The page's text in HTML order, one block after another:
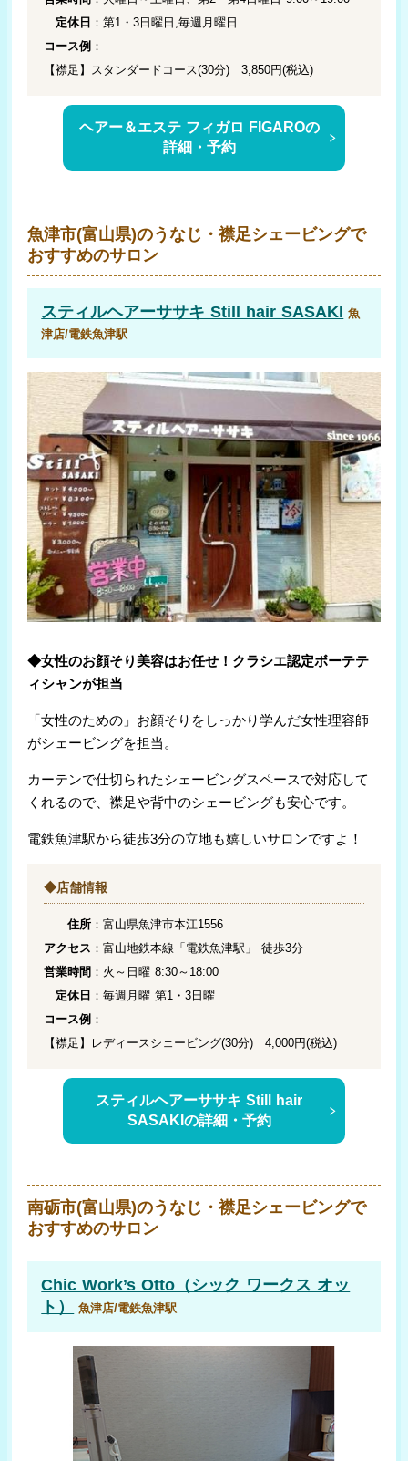
定休日 ：第1・3日曜日,毎週月曜日
コース例 ：
【襟足】スタンダードコース(30分) 3,850円(税込)
ヘアー＆エステ フィガロ FIGAROの
詳細・予約
魚津市(富山県)のうなじ・襟足シェービングで
おすすめのサロン
スティルヘアーササキ Still hair SASAKI 魚
津店/電鉄魚津駅
◆女性のお顔そり美容はお任せ！クラシエ認定ボーテテ
ィシャンが担当
「女性のための」お顔そりをしっかり学んだ女性理容師
がシェービングを担当。
カーテンで仕切られたシェービングスペースで対応して
くれるので、襟足や背中のシェービングも安心です。
電鉄魚津駅から徒歩3分の立地も嬉しいサロンですよ！
◆店舗情報
住所 ：富山県魚津市本江1556
アクセス ：富山地鉄本線「電鉄魚津駅」 徒歩3分
営業時間 ：火～日曜 8:30～18:00
定休日 ：毎週月曜 第1・3日曜
コース例 ：
【襟足】レディースシェービング(30分) 4,000円(税込)
スティルヘアーササキ Still hair
SASAKIの詳細・予約
南砺市(富山県)のうなじ・襟足シェービングで
おすすめのサロン
Chic Work’s Otto（シック ワークス オッ
ト）
魚津店/電鉄魚津駅